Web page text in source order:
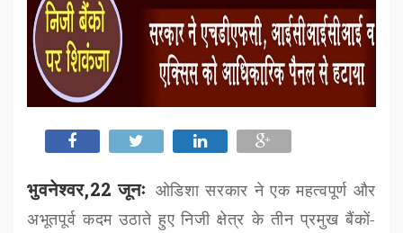
भुवनेश्वर,22 जूनः ओडिशा सरकार ने एक महत्वपूर्ण और
अभूतपूर्व कदम उठाते हुए निजी क्षेत्र के तीन प्रमुख बैंकों-